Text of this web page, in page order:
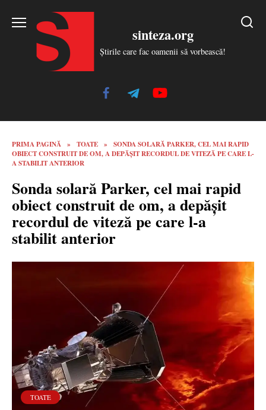
sinteza.org
Știrile care fac oamenii să vorbească!
PRIMA PAGINĂ » TOATE »
SONDA SOLARĂ PARKER, CEL MAI RAPID
OBIECT CONSTRUIT DE OM, A DEPĂȘIT RECORDUL DE VITEZĂ PE CARE L-
A STABILIT ANTERIOR
Sonda solară Parker, cel mai rapid
obiect construit de om, a depășit
recordul de viteză pe care l-a
stabilit anterior
TOATE